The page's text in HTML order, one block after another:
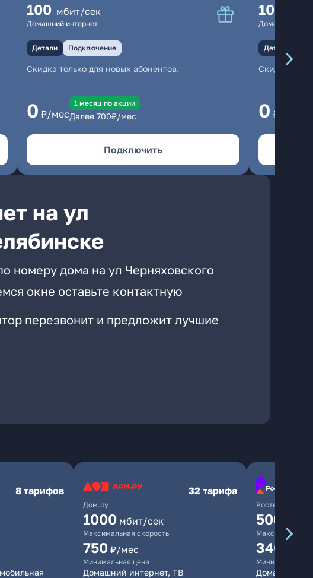
100 мбит/сек
Домашний интернет
Детали Подключение
Скидка только для новых абонентов.
0 ₽/мес
1 месяц по акции
Далее 700₽/мес
Подключить
100
Домашний
Детали
Скидка
0 ₽/мес
на ул
номеру дома на ул Черняховского
окне оставьте контактную
перезвонит и предложит лучшие
8 тарифов
Дом.ру
32 тарифа
1000 мбит/сек
Максимальная скорость
750 ₽/мес
Минимальная цена
Домашний интернет, ТВ
Ростелеком
500
Максимальная
340
Минимальная
Домашний